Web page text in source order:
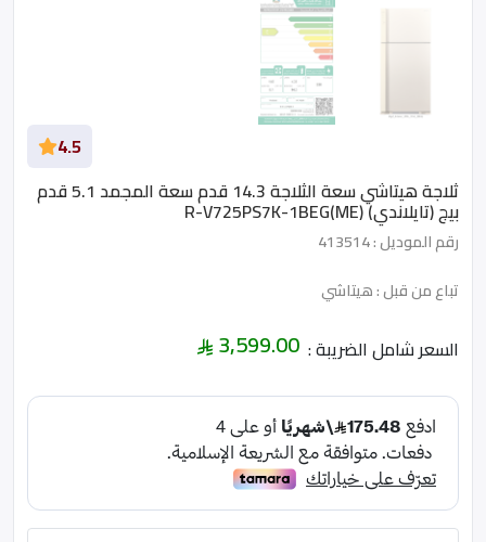
4.5
ثلاجة هيتاشي سعة الثلاجة 14.3 قدم سعة المجمد 5.1 قدم
بيج (تايلاندي) R-V725PS7K-1BEG(ME)
رقم الموديل : 413514
تباع من قبل : هيتاشي
السعر شامل الضريبة : 3,599.00